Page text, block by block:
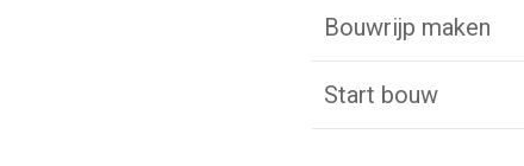
Bouwrijp maken
Start bouw